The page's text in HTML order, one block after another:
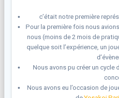
c’était notre première
Pour la première fois nous
nous (moins de 2 mois de
quelque soit l’expérience, un
Nous avons pu créer un cycle
Nous avons eu l’occasion de